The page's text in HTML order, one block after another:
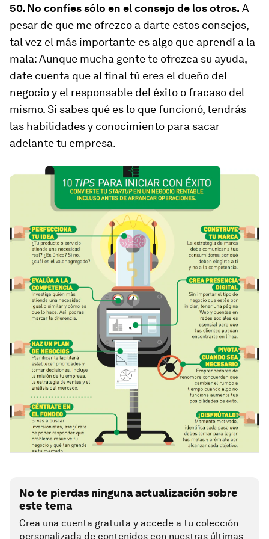
50. No confíes sólo en el consejo de los otros. A
pesar de que me ofrezco a darte estos consejos,
tal vez el más importante es algo que aprendí a la
mala: Aunque mucha gente te ofrezca su ayuda,
date cuenta que al final tú eres el dueño del
negocio y el responsable del éxito o fracaso del
mismo. Si sabes qué es lo que funcionó, tendrás
las habilidades y conocimiento para sacar
adelante tu empresa.
No te pierdas ninguna actualización sobre
este tema
Crea una cuenta gratuita y accede a tu colección
personalizada de contenidos con nuestras últimas